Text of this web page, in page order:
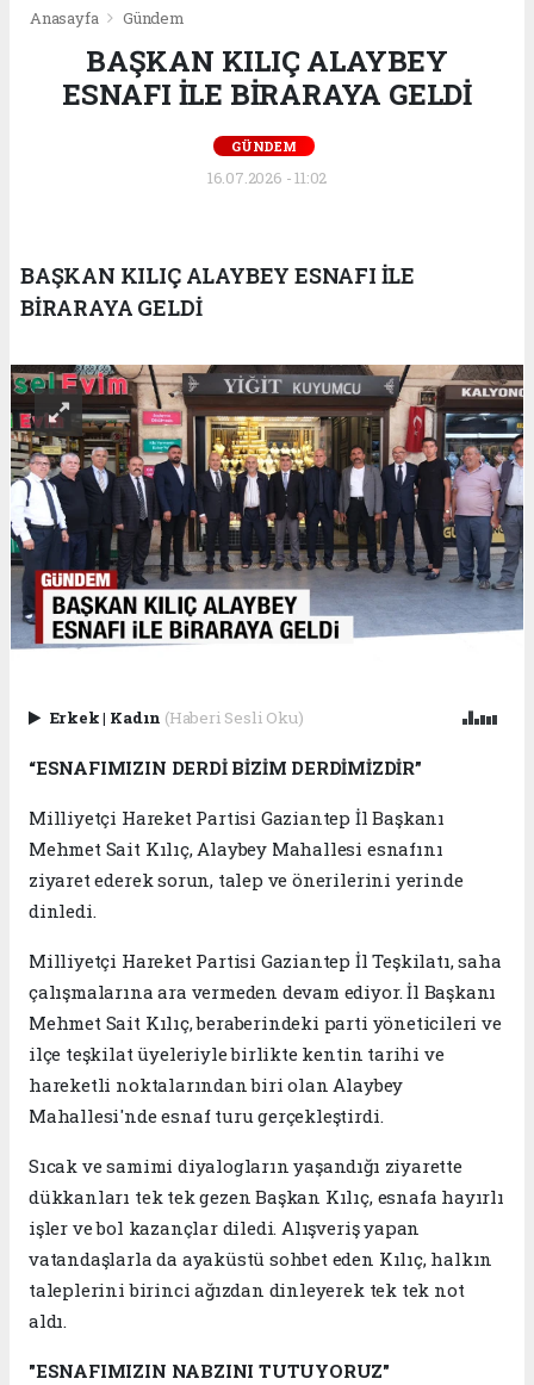
Anasayfa Gündem
BAŞKAN KILIÇ ALAYBEY
ESNAFI İLE BİRARAYA GELDİ
GÜNDEM
16.07.2026 - 11:02
BAŞKAN KILIÇ ALAYBEY ESNAFI İLE
BİRARAYA GELDİ
Erkek| Kadın (Haberi Sesli Oku)
“ESNAFIMIZIN DERDİ BİZİM DERDİMİZDİR”
Milliyetçi Hareket Partisi Gaziantep İl Başkanı
Mehmet Sait Kılıç, Alaybey Mahallesi esnafını
ziyaret ederek sorun, talep ve önerilerini yerinde
dinledi.
Milliyetçi Hareket Partisi Gaziantep İl Teşkilatı, saha
çalışmalarına ara vermeden devam ediyor. İl Başkanı
Mehmet Sait Kılıç, beraberindeki parti yöneticileri ve
ilçe teşkilat üyeleriyle birlikte kentin tarihi ve
hareketli noktalarından biri olan Alaybey
Mahallesi'nde esnaf turu gerçekleştirdi.
Sıcak ve samimi diyalogların yaşandığı ziyarette
dükkanları tek tek gezen Başkan Kılıç, esnafa hayırlı
işler ve bol kazançlar diledi. Alışveriş yapan
vatandaşlarla da ayaküstü sohbet eden Kılıç, halkın
taleplerini birinci ağızdan dinleyerek tek tek not
aldı.
"ESNAFIMIZIN NABZINI TUTUYORUZ"